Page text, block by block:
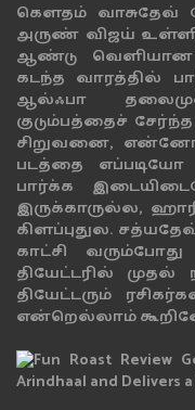
கௌதம் வாசுதேவ்
அருண் விஜய்
ஆண்டு
கடந்த வாரத்தில்
ஆல்ஃபா
குடும்பத்தைச்
சிறுவனை,
படத்தை எப்படியோ
பார்க்க
இருக்காருல்ல,
கிளப்புதுல.
காட்சி
தியேட்டரில்
தியேட்டரும்
என்றெல்லாம்